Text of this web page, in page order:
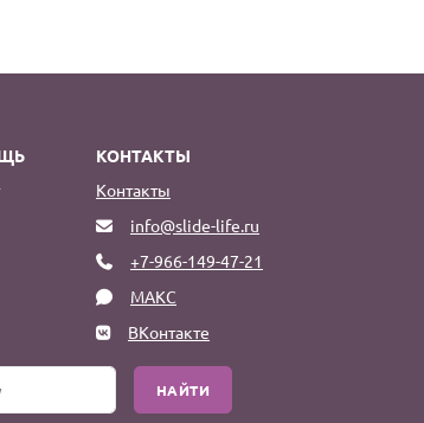
КОНТАКТЫ
Контакты
info@slide-life.ru
+7-966-149-47-21
МАКС
ВКонтакте
НАЙТИ